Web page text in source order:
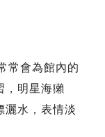
常會為館內的
，明星海獺
灑水，表情淡